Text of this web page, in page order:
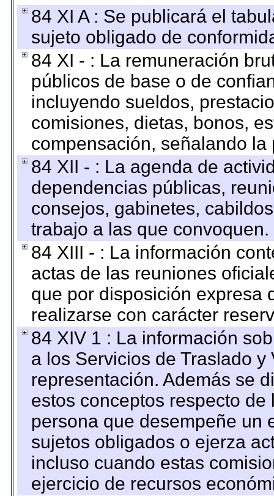
84 XI A : Se publicará el
sujeto obligado de
84 XI - : La remuneración
públicos de base o de
incluyendo sueldos,
comisiones, dietas, bonos,
compensación, señalando
84 XII - : La agenda de
dependencias públicas,
consejos, gabinetes,
trabajo a las que convoquen.
84 XIII - : La información
actas de las reuniones
que por disposición expresa
realizarse con carácter
84 XIV 1 : La información
a los Servicios de Traslado
representación. Además se
estos conceptos respecto
persona que desempeñe un
sujetos obligados o ejerza
incluso cuando estas
ejercicio de recursos